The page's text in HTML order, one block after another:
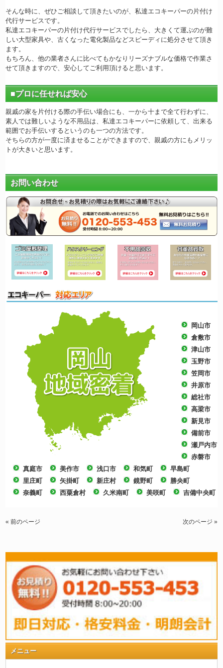
そんな時に、ぜひご相談して頂きたいのが、私達エコキーパーの片付け
代行サービスです。
私達エコキーパーの片付け代行サービスでしたら、大きくて運ぶのが難
しい大型家具や、古くなった電化製品などスピーディに処分させて頂き
ます。
もちろん、他の業者さんに比べてもかなりリーズナブルな価格で作業さ
せて頂きますので、安心してご利用頂けると思います。
■プロに任せれば安心
親戚の家を片付ける際の手伝い場合にも、一から十まで全て行わずに、
素人では難しいような不用品は、私達エコキーパーに依頼して、出来る
範囲でお手伝いするというのも一つの方法です。
そちらの方が一度に済ませることができますので、親戚の方にもメリッ
トが大きいと思います。
お問い合わせ
岡山市
倉敷市
津山市
玉野市
笠岡市
井原市
総社市
高梁市
新見市
備前市
瀬戸内市
赤磐市
真庭市
美作市 浅口市 和気町
早島町
里庄町
矢掛町 新庄村 鏡野町
勝央町
奈義町
西粟倉村 久米南町 美咲町 吉備中央町
« 前のページ 次のページ »
メニュー